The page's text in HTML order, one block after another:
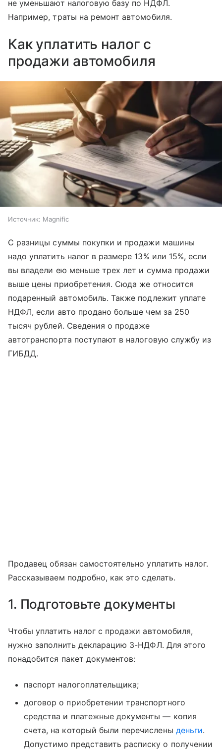
не уменьшают налоговую базу по НДФЛ.
Например, траты на ремонт автомобиля.
Как уплатить налог с
продажи автомобиля
Источник: Magnific
С разницы суммы покупки и продажи машины
надо уплатить налог в размере 13% или 15%, если
вы владели ею меньше трех лет и сумма продажи
выше цены приобретения. Сюда же относится
подаренный автомобиль. Также подлежит уплате
НДФЛ, если авто продано больше чем за 250
тысяч рублей. Сведения о продаже
автотранспорта поступают в налоговую службу из
ГИБДД.
Продавец обязан самостоятельно уплатить налог.
Рассказываем подробно, как это сделать.
1. Подготовьте документы
Чтобы уплатить налог с продажи автомобиля,
нужно заполнить декларацию 3-НДФЛ. Для этого
понадобится пакет документов:
паспорт налогоплательщика;
договор о приобретении транспортного
средства и платежные документы — копия
счета, на который были перечислены деньги.
Допустимо представить расписку о получении